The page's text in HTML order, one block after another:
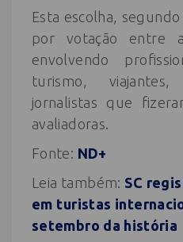
Esta escolha, segundo
por votação entre
envolvendo
turismo,
jornalistas que
avaliadoras.
Fonte: ND+
Leia também: SC
em turistas
setembro da história